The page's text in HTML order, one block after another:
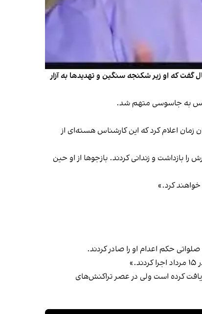
گفت که او زیر شکنجه سنگین و تهدیدها به آزار
اسلامی، ۱۵ مرداد اعدام شد. قوه قضاییه همان زمان اعلام کرد که این کارشناس هسته‌ای از
و زندانی کردند. بازجوها از او حین
کرد.»
حکم اعدام او را صادر کردند.
کرده است ولی در عصر تراکنش‌های